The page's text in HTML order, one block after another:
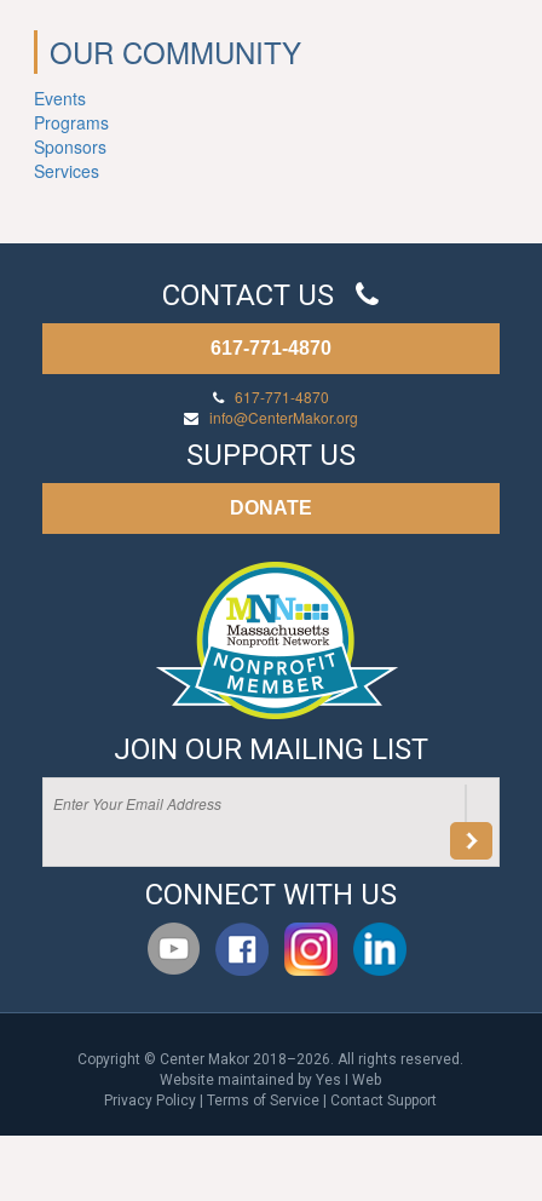
OUR COMMUNITY
Events
Programs
Sponsors
Services
CONTACT US
617-771-4870
617-771-4870
info@CenterMakor.org
SUPPORT US
DONATE
JOIN OUR MAILING LIST
CONNECT WITH US
Copyright © Center Makor 2018–2026. All rights reserved.
Website maintained byYes I Web
Privacy Policy |Terms of Service Contact Support